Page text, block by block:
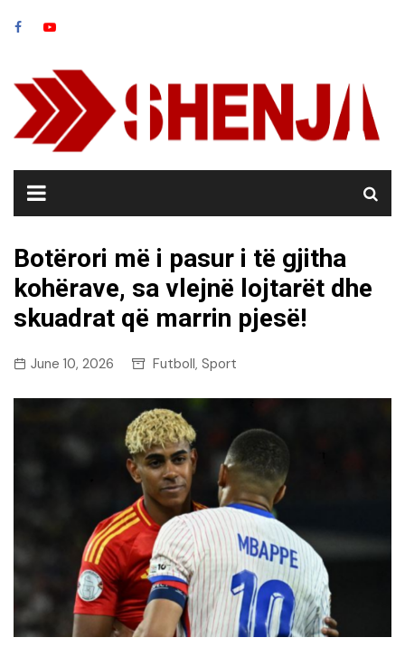
Botërori më i pasur i të gjitha
kohërave, sa vlejnë lojtarët dhe
skuadrat që marrin pjesë!
June 10, 2026 Futboll, Sport